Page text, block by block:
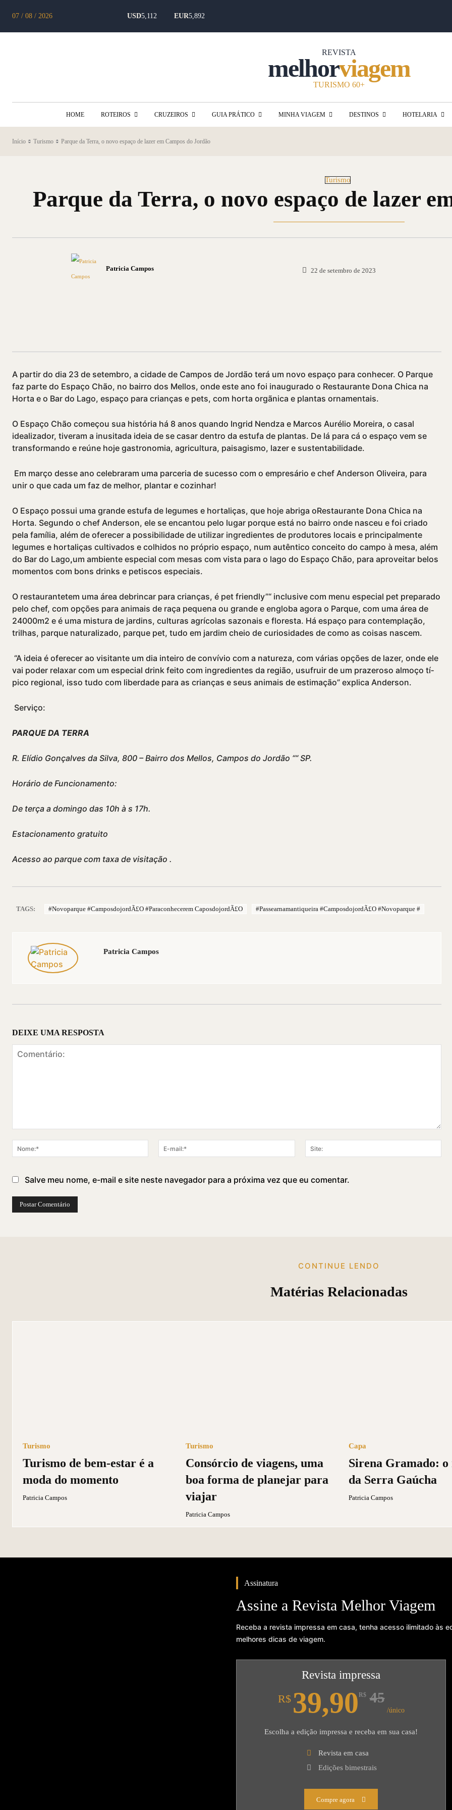
07 / 08 / 2026 USD5,112 EUR5,892
REVISTA
melhorviagem
TURISMO 60+
HOME ROTEIROS CRUZEIROS GUIA PRÁTICO MINHA VIAGEM DESTINOS HOTELARIA
Início Turismo Parque da Terra, o novo espaço de lazer em Campos do Jordão
Turismo
Parque da Terra, o novo espaço de lazer
Patricia Campos 22 de setembro de 2023
A partir do dia 23 de setembro, a cidade de Campos de Jordão terá um novo espaço para conhecer. O Parque
faz parte do Espaço Chão, no bairro dos Mellos, onde este ano foi inaugurado o Restaurante Dona Chica na
Horta e o Bar do Lago, espaço para crianças e pets, com horta orgãnica e plantas ornamentais.
O Espaço Chão começou sua história há 8 anos quando Ingrid Nendza e Marcos Aurélio Moreira, o casal
idealizador, tiveram a inusitada ideia de se casar dentro da estufa de plantas. De lá para cá o espaço vem se
transformando e reúne hoje gastronomia, agricultura, paisagismo, lazer e sustentabilidade.
Em março desse ano celebraram uma parceria de sucesso com o empresário e chef Anderson Oliveira, para
unir o que cada um faz de melhor, plantar e cozinhar!
O Espaço possui uma grande estufa de legumes e hortaliças, que hoje abriga oRestaurante Dona Chica na
Horta. Segundo o chef Anderson, ele se encantou pelo lugar porque está no bairro onde nasceu e foi criado
pela famí­lia, além de oferecer a possibilidade de utilizar ingredientes de produtores locais e principalmente
legumes e hortaliças cultivados e colhidos no próprio espaço, num autêntico conceito do campo à mesa, além
do Bar do Lago,um ambiente especial com mesas com vista para o lago do Espaço Chão, para aproveitar belos
momentos com bons drinks e petiscos especiais.
O restaurantetem uma área debrincar para crianças, é pet friendly”“ inclusive com menu especial pet preparado
pelo chef, com opções para animais de raça pequena ou grande e engloba agora o Parque, com uma área de
24000m2 e é uma mistura de jardins, culturas agrí­colas sazonais e floresta. Há espaço para contemplação,
trilhas, parque naturalizado, parque pet, tudo em jardim cheio de curiosidades de como as coisas nascem.
“A ideia é oferecer ao visitante um dia inteiro de conví­vio com a natureza, com várias opções de lazer, onde ele
vai poder relaxar com um especial drink feito com ingredientes da região, usufruir de um prazeroso almoço tí­
pico regional, isso tudo com liberdade para as crianças e seus animais de estimação” explica Anderson.
Serviço:
PARQUE DA TERRA
R. Elí­dio Gonçalves da Silva, 800 – Bairro dos Mellos, Campos do Jordão ““ SP.
Horário de Funcionamento:
De terça a domingo das 10h à s 17h.
Estacionamento gratuito
Acesso ao parque com taxa de visitação .
TAGS: #novoparque #camposdojordÃ£o #paraconhecerem CaposdojordÃ£o #passearnamantiqueira #camposdojordÃ£o #novoparque #
Patricia Campos
DEIXE UMA RESPOSTA
Nome:*
mail:*
Salve meu nome, e-mail e site neste navegador para a próxima vez que eu comentar.
CONTINUE LENDO
Matérias Relacionadas
Turismo
Turismo de bem-estar é a
moda do momento
Patricia Campos
Turismo
Consórcio de viagens, uma
boa forma de planejar para
viajar
Patricia Campos
Capa
Sirena Gramado:
da Serra Gaúcha
Patricia Campos
Assinatura
Assine a Revista Melhor Viagem
Receba a revista impressa em casa, tenha acesso ilimitado às
melhores dicas de viagem.
Revista impressa
R$ 39,90 R$ 45
/único
Escolha a edição impressa e receba em sua casa!
Revista em casa
Edições bimestrais
Compre agora